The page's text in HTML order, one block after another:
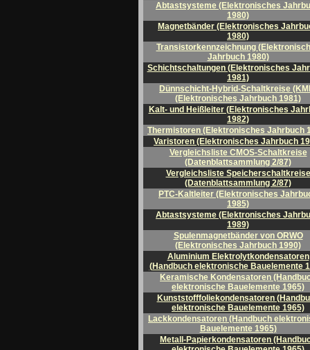
Abtastsysteme (Elektronisches
1980)
Magnetbänder (Elektronisches
1980)
Transistorkennzeichnung
Jahrbuch 1980)
Schichtschaltungen (Elektronisches
1981)
Dünnschicht-Hybrid-Schaltkreise
(Elektronisches Jahrbuch 1981)
Kalt- und Heißleiter (Elektronisches
1982)
Thermistoren (Elektronisches Jahrbuch
Varistoren (Elektronisches Jahrbuch
Vergleichsliste CMOS-Schaltkreise
(Datenblattsammlung 2/87)
Vergleichsliste Speicherschaltkreise
(Datenblattsammlung 2/87)
PTC-Kaltleiter (Elektronisches
1985)
Abtastsysteme (Elektronisches
1989)
Spulenmagnetbänder von ORWO
(Elektronisches Jahrbuch 1990)
Aluminium Elektrolytkondensatoren
(Handbuch elektronische Bauelemente
Keramische Kondensatoren
elektronische Bauelemente 1965)
Kunststofffoliekondensatoren
elektronische Bauelemente 1965)
Lackkondensatoren (Handbuch
Bauelemente 1965)
Metall-Papierkondensatoren